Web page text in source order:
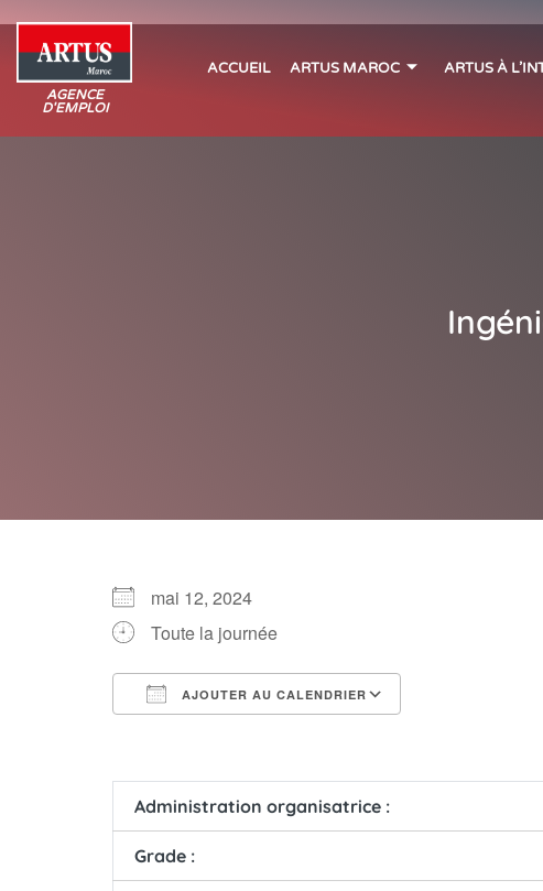
AGENCE
D'EMPLOI
ACCUEIL ARTUS MAROC ARTUS À
mai 12, 2024
Toute la journée
AJOUTER AU CALENDRIER
Administration organisatrice :
Grade :